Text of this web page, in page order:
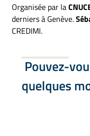
Organisée par la
derniers à Genève.
CREDIMI.
Pouvez-
quelques